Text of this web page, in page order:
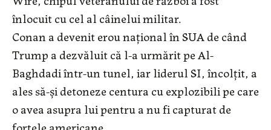
înlocuit cu cel al câinelui militar.
Conan a devenit erou naţional în SUA de când
Trump a dezvăluit că l-a urmărit pe Al-
Baghdadi într-un tunel, iar liderul SI, încolţit, a
ales să-şi detoneze centura cu explozibili pe care
o avea asupra lui pentru a nu fi capturat de